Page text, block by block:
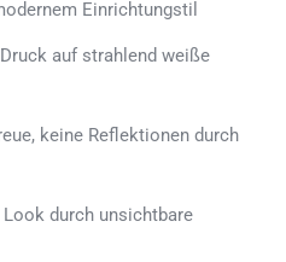
Einrichtungstil
auf strahlend weiße
keine Reflektionen durch
durch unsichtbare